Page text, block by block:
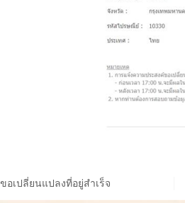
อเปลี่ยนแปลงที่อยู่สำเร็จ